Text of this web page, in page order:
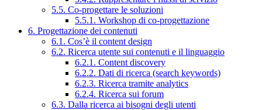
5.5. Co-progettare le soluzioni
5.5.1. Workshop di co-progettazione
6. Progettazione dei contenuti
6.1. Cos’è il content design
6.2. Ricerca utente sui contenuti e il linguaggio
6.2.1. Content discovery
6.2.2. Dati di ricerca (search keywords)
6.2.3. Ricerca tramite analytics
6.2.4. Ricerca sui forum
6.3. Dalla ricerca ai bisogni degli utenti